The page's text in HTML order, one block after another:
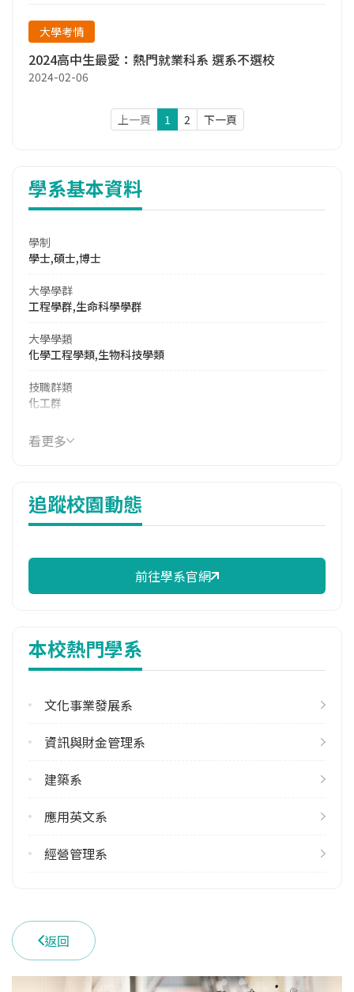
大學考情
2024高中生最愛：熱門就業科系 選系不選校
2024-02-06
上一頁 1 2 下一頁
學系基本資料
學制
學士,碩士,博士
大學學群
工程學群,生命科學學群
大學學類
化學工程學類,生物科技學類
技職群類
化工群
114年學費
16,446 元/學期
10,450 元/學期
114年註冊率
113學年度上學期
113學年度下學期
12
修輔系人數
1
113學年度下學期
113學年度上學期
1
學系電話
(02)27712171 #2538
看更多
追蹤校園動態
前往學系官網
本校熱門學系
文化事業發展系
資訊與財金管理系
建築系
應用英文系
經營管理系
返回